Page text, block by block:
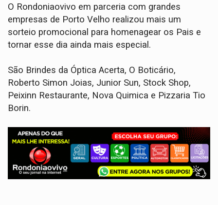
O Rondoniaovivo em parceria com grandes
empresas de Porto Velho realizou mais um
sorteio promocional para homenagear os Pais e
tornar esse dia ainda mais especial.
São Brindes da Óptica Acerta, O Boticário,
Roberto Simon Joias, Junior Sun, Stock Shop,
Peixinn Restaurante, Nova Quimica e Pizzaria Tio
Borin.